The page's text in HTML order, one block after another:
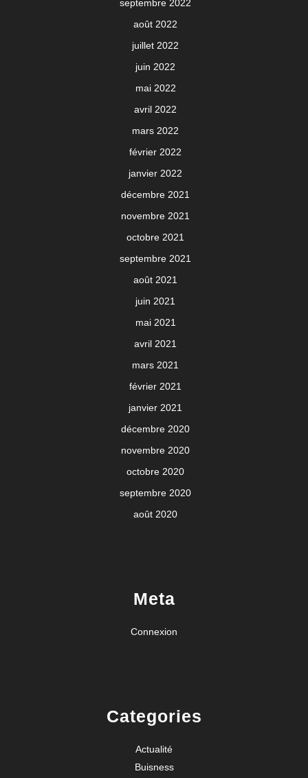
septembre 2022
août 2022
juillet 2022
juin 2022
mai 2022
avril 2022
mars 2022
février 2022
janvier 2022
décembre 2021
novembre 2021
octobre 2021
septembre 2021
août 2021
juin 2021
mai 2021
avril 2021
mars 2021
février 2021
janvier 2021
décembre 2020
novembre 2020
octobre 2020
septembre 2020
août 2020
Meta
Connexion
Categories
Actualité
Buisness